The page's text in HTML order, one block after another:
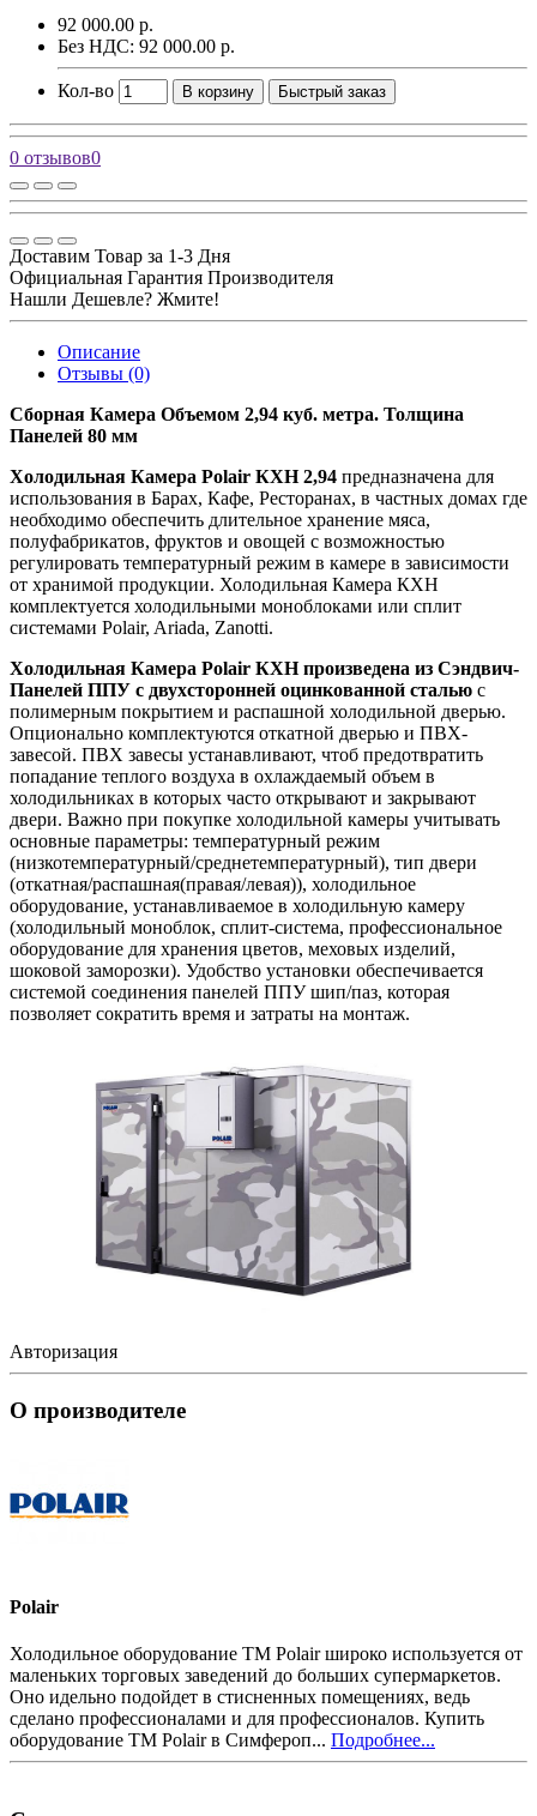
92 000.00 р.
Без НДС: 92 000.00 р.
Кол-во В корзину Быстрый заказ
0 отзывов0
Доставим Товар за 1-3 Дня
Официальная Гарантия Производителя
Нашли Дешевле? Жмите!
Описание
Отзывы (0)
Сборная Камера Объемом 2,94 куб. метра. Толщина
Панелей 80 мм
Холодильная Камера Polair КХН 2,94 предназначена для
использования в Барах, Кафе, Ресторанах, в частных домах где
необходимо обеспечить длительное хранение мяса,
полуфабрикатов, фруктов и овощей с возможностью
регулировать температурный режим в камере в зависимости
от хранимой продукции. Холодильная Камера КХН
комплектуется холодильными моноблоками или сплит
системами Polair, Ariada, Zanotti.
Холодильная Камера Polair КХН произведена из Сэндвич-
Панелей ППУ с двухсторонней оцинкованной сталью с
полимерным покрытием и распашной холодильной дверью.
Опционально комплектуются откатной дверью и ПВХ-
завесой. ПВХ завесы устанавливают, чтоб предотвратить
попадание теплого воздуха в охлаждаемый объем в
холодильниках в которых часто открывают и закрывают
двери. Важно при покупке холодильной камеры учитывать
основные параметры: температурный режим
(низкотемпературный/среднетемпературный), тип двери
(откатная/распашная(правая/левая)), холодильное
оборудование, устанавливаемое в холодильную камеру
(холодильный моноблок, сплит-система, профессиональное
оборудование для хранения цветов, меховых изделий,
шоковой заморозки). Удобство установки обеспечивается
системой соединения панелей ППУ шип/паз, которая
позволяет сократить время и затраты на монтаж.
Авторизация
О производителе
Polair
Холодильное оборудование ТМ Polair широко используется от
маленьких торговых заведений до больших супермаркетов.
Оно идельно подойдет в стисненных помещениях, ведь
сделано профессионалами и для профессионалов. Купить
оборудование ТМ Polair в Симфероп... Подробнее...